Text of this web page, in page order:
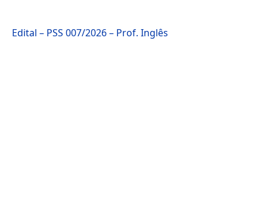
Edital – PSS 007/2026 – Prof. Inglês